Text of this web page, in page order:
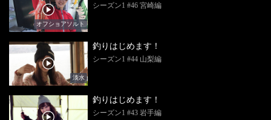
オフショアソルト
シーズン1 #46 宮崎編
淡水
釣りはじめます！
シーズン1 #44 山梨編
釣りはじめます！
シーズン1 #43 岩手編